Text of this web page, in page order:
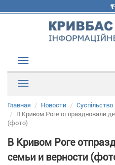
Главная Новости
Суспільство
В Кривом Роге отпраздновали
(фото)
В Кривом Роге
семьи и верности